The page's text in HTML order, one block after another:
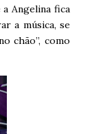
Angelina fica
a música, se
chão”, como